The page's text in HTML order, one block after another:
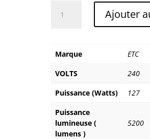
HD
Ajouter
Marque
ETC
VOLTS
240
Puissance (Watts)
127
Puissance
lumineuse (
lumens )
5200